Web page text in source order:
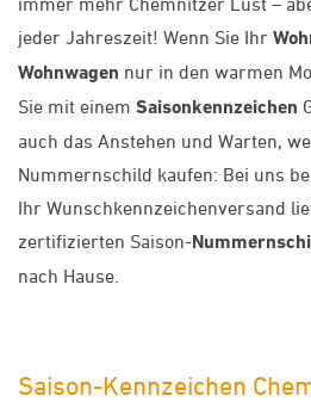
jeder Jahreszeit! Wenn Sie Ihr
Wohnwagen nur in den warmen
Sie mit einem Saisonkennzeichen
auch das Anstehen und Warten,
Nummernschild kaufen: Bei uns
Ihr Wunschkennzeichenversand
zertifizierten Saison-
nach Hause.
Saison-Kennzeichen